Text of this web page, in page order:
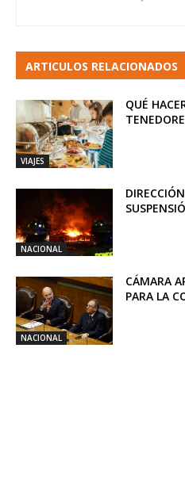
ARTICULOS RELACIONADOS
VIAJES
QUÉ
NACIONAL
NACIONAL
CÁMARA
PARA LA